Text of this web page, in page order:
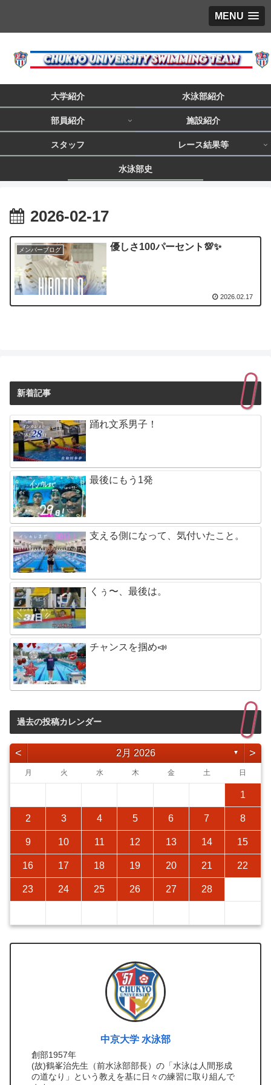
MENU
大学紹介 水泳部紹介
部員紹介 施設紹介
スタッフ レース結果等
水泳部史
2026-02-17
メンバーブログ 優しさ100パーセント💯✨️
2026.02.17
新着記事
踊れ文系男子！
最後にもう1発
支える側になって、気付いたこと。
くぅ〜、最後は。
チャンスを掴め📣
過去の投稿カレンダー
< 2月 2026 ▼ >
月 火 水 木 金 土 日
1
2 3 4 5 6 7 8
9 10 11 12 13 14 15
16 17 18 19 20 21 22
23 24 25 26 27 28
中京大学 水泳部
創部1957年
(故)鶴峯治先生（前水泳部部長）の「水泳は人間形成
の道なり」という教えを基に日々の練習に取り組んで